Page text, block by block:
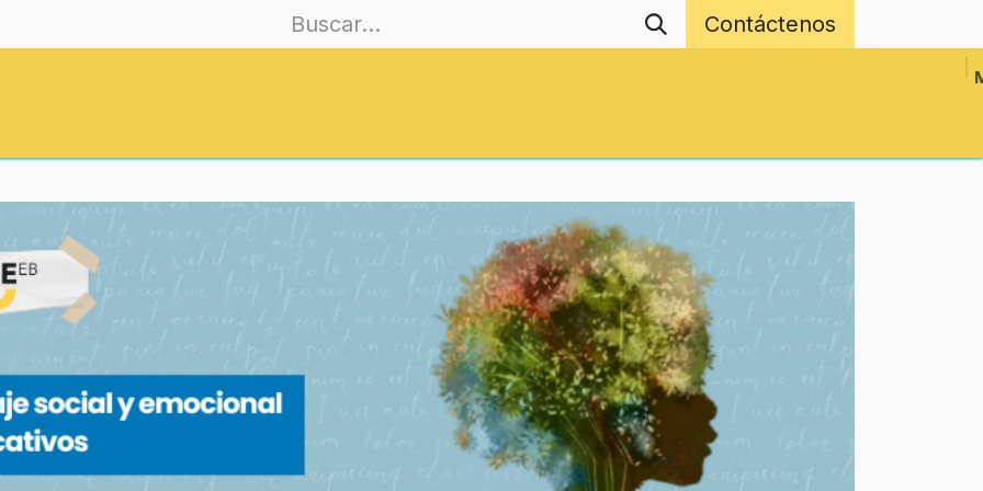
Contáctenos